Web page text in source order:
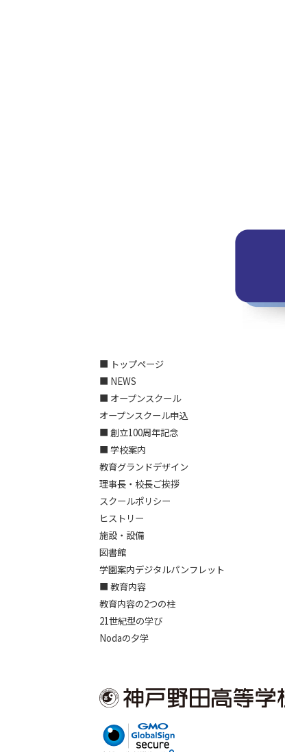
■ トップページ
■ NEWS
■ オープンスクール
オープンスクール申込
■ 創立100周年記念
■ 学校案内
教育グランドデザイン
理事長・校長ご挨拶
スクールポリシー
ヒストリー
施設・設備
図書館
学園案内デジタルパンフレット
■ 教育内容
教育内容の2つの柱
21世紀型の学び
Nodaの夕学